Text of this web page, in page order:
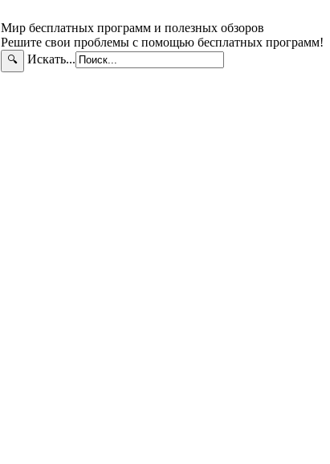
Мир бесплатных программ и полезных обзоров
Решите свои проблемы с помощью бесплатных программ!
🔍 Искать...